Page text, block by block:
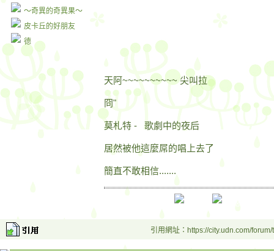
～奇異的奇異果～
皮卡丘的好朋友
德
天阿~~~~~~~~~~ 尖叫拉
冏"
莫札特 - 歌劇中的夜后
居然被他這麼屌的唱上去了
簡直不敢相信.......
引用網址：https://city.udn.com/